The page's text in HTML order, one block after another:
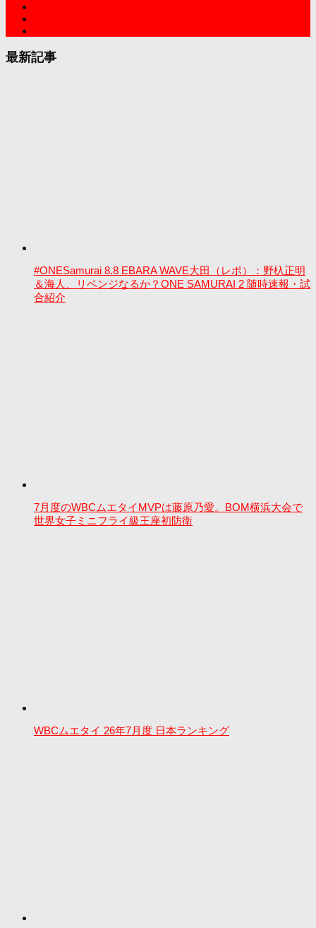
最新記事
#ONESamurai 8.8 EBARA WAVE大田（レポ）：野杁正明
＆海人、リベンジなるか？ONE SAMURAI 2 随時速報・試
合紹介
7月度のWBCムエタイMVPは藤原乃愛。BOM横浜大会で
世界女子ミニフライ級王座初防衛
WBCムエタイ 26年7月度 日本ランキング